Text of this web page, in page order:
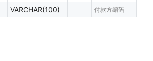
VARCHAR(100) 付款方编码